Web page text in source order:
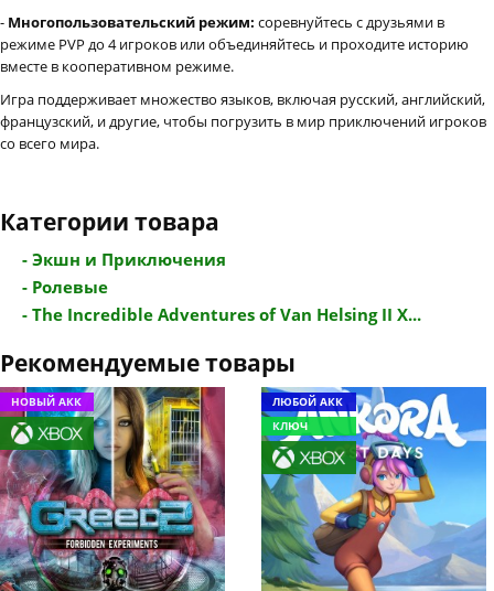
- Многопользовательский режим: соревнуйтесь с друзьями в
режиме PVP до 4 игроков или объединяйтесь и проходите историю
вместе в кооперативном режиме.
Игра поддерживает множество языков, включая русский, английский,
французский, и другие, чтобы погрузить в мир приключений игроков
со всего мира.
Категории товара
- Экшн и Приключения
- Ролевые
- The Incredible Adventures of Van Helsing II X...
Рекомендуемые товары
НОВЫЙ АКК
ЛЮБОЙ АКК
КЛЮЧ